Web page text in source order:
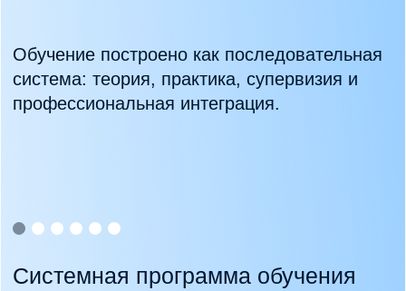
Порядок оказания платных образовательных
услуг
данных
Разработка сайта: Артем Алексеев
Школа доказательной психологии